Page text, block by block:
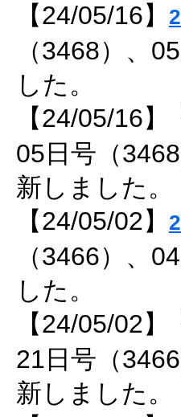
【24/05/16】
（3468）、
した。
【24/05/16】
05日号（
新しました。
【24/05/02】
（3466）、
した。
【24/05/02】
21日号（
新しました。